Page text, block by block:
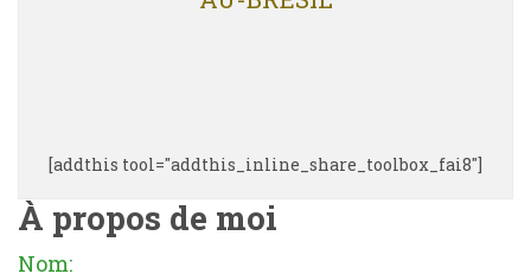
[addthis tool="addthis_inline_share_toolbox_fai8"]
À propos de moi
Nom: